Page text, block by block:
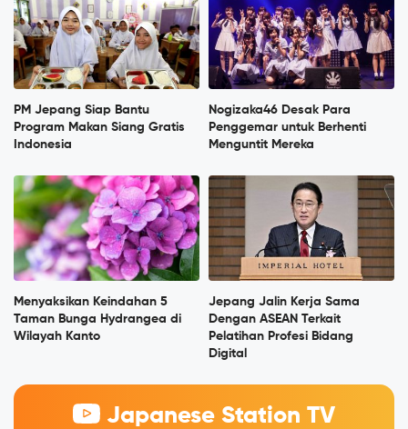
PM Jepang Siap Bantu
Program Makan Siang Gratis
Indonesia
Nogizaka46 Desak Para
Penggemar untuk Berhenti
Menguntit Mereka
Menyaksikan Keindahan 5
Taman Bunga Hydrangea di
Wilayah Kanto
Jepang Jalin Kerja Sama
Dengan ASEAN Terkait
Pelatihan Profesi Bidang
Digital
Japanese Station TV